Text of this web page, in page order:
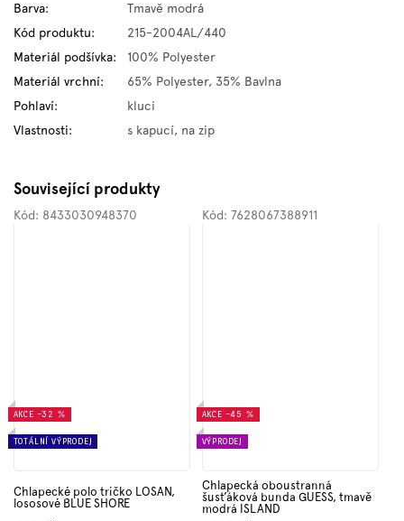
Barva:
Tmavě modrá
Kód produktu:
215-2004AL/440
Materiál podšívka:
100% Polyester
Materiál vrchní:
65% Polyester, 35% Bavlna
Pohlaví:
kluci
Vlastnosti: s kapucí, na zip
Související produkty
AKCE –32 %
TOTÁLNÍ VÝPRODEJ
Chlapecké polo tričko LOSAN,
lososové BLUE SHORE
Kód: 8433030948370
AKCE –45 %
VÝPRODEJ
Chlapecká oboustranná
šusťáková bunda GUESS, tmavě
modrá ISLAND
Kód: 7628067388911